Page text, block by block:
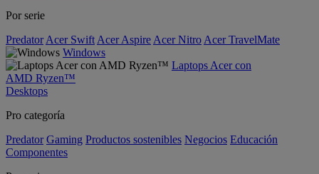
Por serie
Predator Acer Swift Acer Aspire Acer Nitro Acer TravelMate
Windows
Laptops Acer con
AMD Ryzen™
Desktops
Pro categoría
Predator Gaming Productos sostenibles Negocios Educación
Componentes